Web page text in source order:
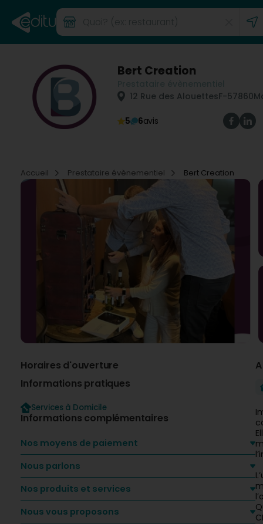
Bert Creation
12 Rue des AlouettesF-57860
5 6avis
Accueil Prestataire évènementiel Bert Creation
Horaires d'ouverture
Informations pratiques
Services à Domicile
Informations complémentaires
Nos moyens de paiement
Nous parlons
Nos produits et services
Nous vous proposons